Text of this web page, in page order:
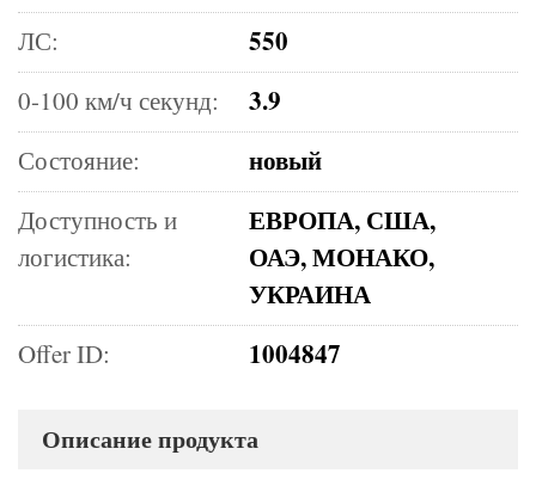
ЛС: 550
0-100 км/ч секунд: 3.9
Состояние: новый
Доступность и
логистика:
ЕВРОПА, США,
ОАЭ, МОНАКО,
УКРАИНА
Offer ID: 1004847
Описание продукта